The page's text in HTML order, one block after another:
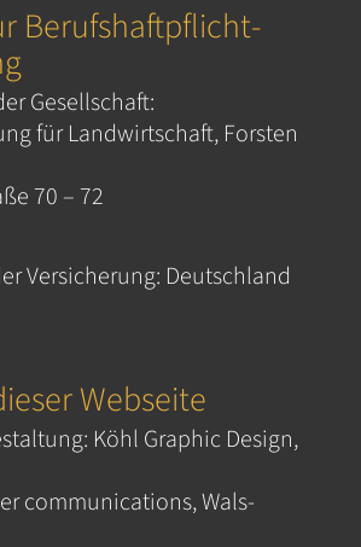
Berufshaftpflicht­
Gesellschaft:
für Landwirtschaft, Forsten
70 – 72
Versicherung: Deutschland
Webseite
Köhl Graphic Design,
communications, Wals-